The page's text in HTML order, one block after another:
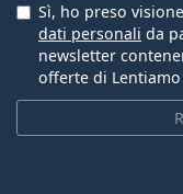
Sì, ho preso
dati personali da
newsletter
offerte di Lentiamo